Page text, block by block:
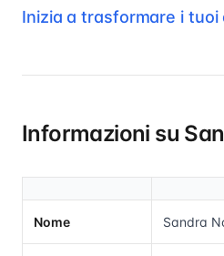
Inizia a trasformare i
Informazioni su
Nome Sandra